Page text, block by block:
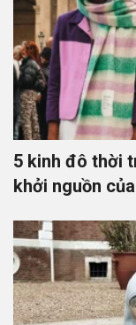
5 kinh đô thời
khởi nguồn